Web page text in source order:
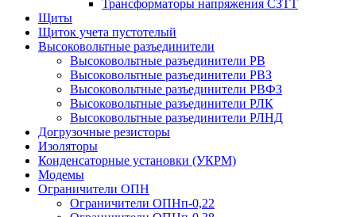
Трансформаторы напряжения СЗТТ
Щиты
Щиток учета пустотелый
Высоковольтные разъединители
Высоковольтные разъединители РВ
Высоковольтные разъединители РВЗ
Высоковольтные разъединители РВФЗ
Высоковольтные разъединители РЛК
Высоковольтные разъединители РЛНД
Догрузочные резисторы
Изоляторы
Конденсаторные установки (УКРМ)
Модемы
Ограничители ОПН
Ограничители ОПНп-0,22